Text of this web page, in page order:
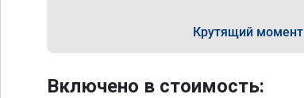
Крутящий момент
Включено в стоимость: